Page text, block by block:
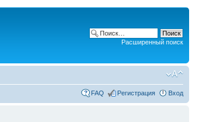
Расширенный поиск
FAQ Регистрация Вход